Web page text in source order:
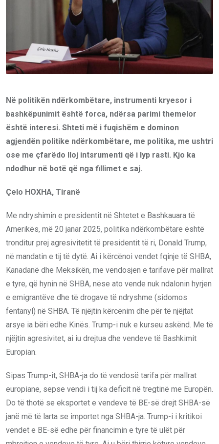
Në politikën ndërkombëtare, instrumenti kryesor i
bashkëpunimit është forca, ndërsa parimi themelor
është interesi. Shteti më i fuqishëm e dominon
agjendën politike ndërkombëtare, me politika, me ushtri
ose me çfarëdo lloj intsrumenti që i lyp rasti. Kjo ka
ndodhur në botë që nga fillimet e saj.
Çelo HOXHA, Tiranë
Me ndryshimin e presidentit në Shtetet e Bashkauara të
Amerikës, më 20 janar 2025, politika ndërkombëtare është
tronditur prej agresivitetit të presidentit të ri, Donald Trump,
në mandatin e tij të dytë. Ai i kërcënoi vendet fqinje të SHBA,
Kanadanë dhe Meksikën, me vendosjen e tarifave për mallrat
e tyre, që hynin në SHBA, nëse ato vende nuk ndalonin hyrjen
e emigrantëve dhe të drogave të ndryshme (sidomos
fentanyl) në SHBA. Të njëjtin kërcënim dhe për të njëjtat
arsye ia bëri edhe Kinës. Trump-i nuk e kurseu askënd. Me të
njëjtin agresivitet, ai iu drejtua dhe vendeve të Bashkimit
Europian.
Sipas Trump-it, SHBA-ja do të vendosë tarifa për mallrat
europiane, sepse vendi i tij ka deficit në tregtinë me Europën.
Do të thotë se eksportet e vendeve të BE-së drejt SHBA-së
janë më të larta se importet nga SHBA-ja. Trump-i i kritikoi
vendet e BE-së edhe për financimin e tyre të ulët për